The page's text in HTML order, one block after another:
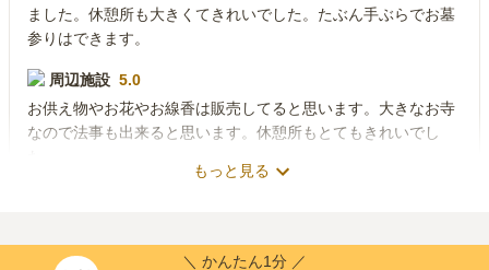
ました。休憩所も大きくてきれいでした。たぶん手ぶらでお墓
参りはできます。
周辺施設 5.0
お供え物やお花やお線香は販売してると思います。大きなお寺
なので法事も出来ると思います。休憩所もとてもきれいでし
総合評価
4.4
もっと見る
＼ かんたん1分 ／